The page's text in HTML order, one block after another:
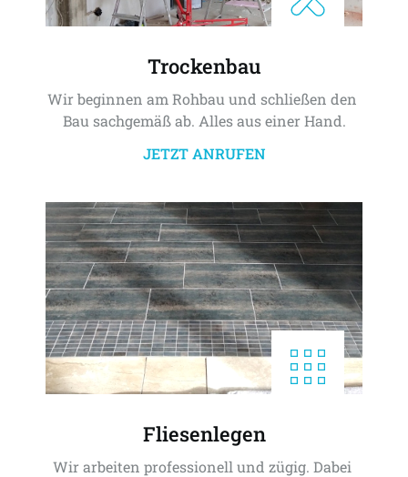
Trockenbau
Wir beginnen am Rohbau und schließen den
Bau sachgemäß ab. Alles aus einer Hand.
JETZT ANRUFEN
Fliesenlegen
Wir arbeiten professionell und zügig. Dabei